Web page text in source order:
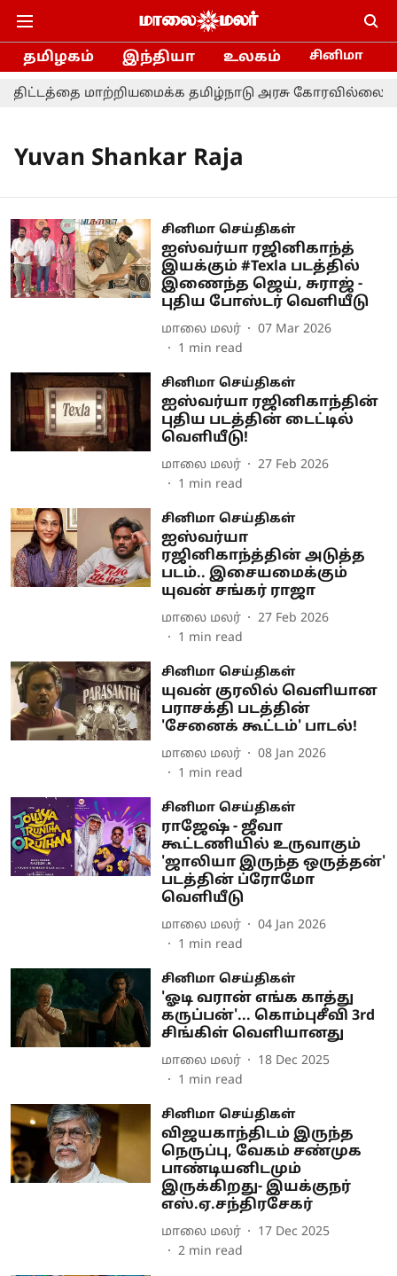
தமிழகம் இந்தியா உலகம் சினிமா
மாற்றியமைக்க தமிழ்நாடு அரசு கோரவில்லை -
Yuvan Shankar Raja
சினிமா செய்திகள்
ஐஸ்வர்யா ரஜினிகாந்த்
இயக்கும் #Texla படத்தில்
இணைந்த ஜெய், சுராஜ் -
புதிய போஸ்டர் வெளியீடு
மாலை மலர்
07 Mar 2026
1 min read
சினிமா செய்திகள்
ஐஸ்வர்யா ரஜினிகாந்தின்
புதிய படத்தின் டைட்டில்
வெளியீடு!
மாலை மலர்
27 Feb 2026
1 min read
சினிமா செய்திகள்
ஐஸ்வர்யா
ரஜினிகாந்த்தின் அடுத்த
படம்.. இசையமைக்கும்
யுவன் சங்கர் ராஜா
மாலை மலர்
27 Feb 2026
1 min read
சினிமா செய்திகள்
யுவன் குரலில் வெளியான
பராசக்தி படத்தின்
'சேனைக் கூட்டம்' பாடல்!
மாலை மலர்
08 Jan 2026
1 min read
சினிமா செய்திகள்
ராஜேஷ் - ஜீவா
கூட்டணியில் உருவாகும்
'ஜாலியா இருந்த ஒருத்தன்'
படத்தின் ப்ரோமோ
வெளியீடு
மாலை மலர்
04 Jan 2026
1 min read
சினிமா செய்திகள்
'ஓடி வரான் எங்க காத்து
கருப்பன்'... கொம்புசீவி 3rd
சிங்கிள் வெளியானது
மாலை மலர்
18 Dec 2025
1 min read
சினிமா செய்திகள்
விஜயகாந்திடம் இருந்த
நெருப்பு, வேகம் சண்முக
பாண்டியனிடமும்
இருக்கிறது- இயக்குநர்
எஸ்.ஏ.சந்திரசேகர்
மாலை மலர்
17 Dec 2025
2 min read